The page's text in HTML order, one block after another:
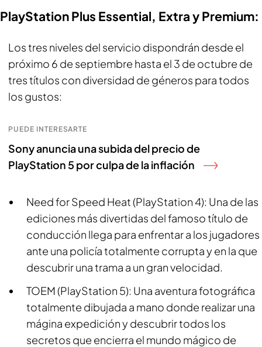
PlayStation Plus Essential, Extra y Premium:
Los tres niveles del servicio dispondrán desde el
próximo 6 de septiembre hasta el 3 de octubre de
tres títulos con diversidad de géneros para todos
los gustos:
PUEDE INTERESARTE
Sony anuncia una subida del precio de
PlayStation 5 por culpa de la inflación
Need for Speed Heat (PlayStation 4): Una de las
ediciones más divertidas del famoso título de
conducción llega para enfrentar a los jugadores
ante una policía totalmente corrupta y en la que
descubrir una trama a un gran velocidad.
TOEM (PlayStation 5): Una aventura fotográfica
totalmente dibujada a mano donde realizar una
mágina expedición y descubrir todos los
secretos que encierra el mundo mágico de